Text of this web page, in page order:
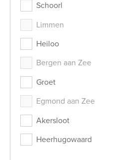
Schoorl
Limmen
Heiloo
Bergen aan Zee
Groet
Egmond aan Zee
Akersloot
Heerhugowaard